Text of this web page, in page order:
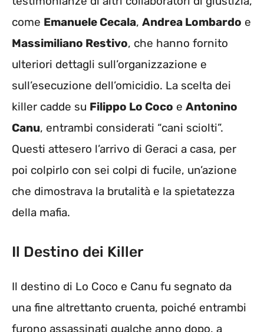
come Emanuele Cecala, Andrea Lombardo e
Massimiliano Restivo, che hanno fornito
ulteriori dettagli sull’organizzazione e
sull’esecuzione dell’omicidio. La scelta dei
killer cadde su Filippo Lo Coco e Antonino
Canu, entrambi considerati “cani sciolti”.
Questi attesero l’arrivo di Geraci a casa, per
poi colpirlo con sei colpi di fucile, un’azione
che dimostrava la brutalità e la spietatezza
della mafia.
Il Destino dei Killer
Il destino di Lo Coco e Canu fu segnato da
una fine altrettanto cruenta, poiché entrambi
furono assassinati qualche anno dopo, a